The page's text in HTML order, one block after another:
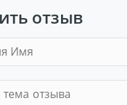
отзыв